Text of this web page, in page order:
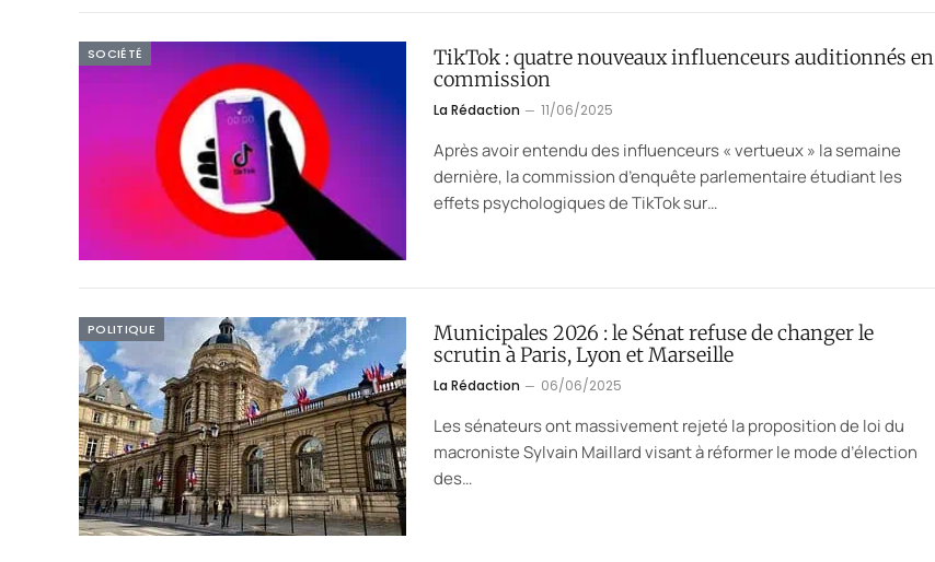
SOCIÉTÉ
TikTok : quatre nouveaux influenceurs auditionnés en
commission
La Rédaction 11/06/2025
Après avoir entendu des influenceurs « vertueux » la semaine
dernière, la commission d’enquête parlementaire étudiant les
effets psychologiques de TikTok sur…
POLITIQUE
Municipales 2026 : le Sénat refuse de changer le
scrutin à Paris, Lyon et Marseille
La Rédaction 06/06/2025
Les sénateurs ont massivement rejeté la proposition de loi du
macroniste Sylvain Maillard visant à réformer le mode d’élection
des…